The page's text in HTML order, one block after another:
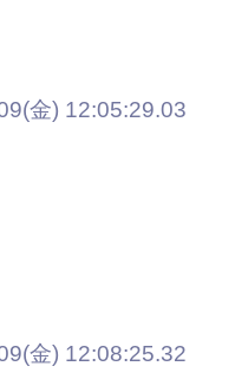
金) 12:05:29.03
金) 12:08:25.32